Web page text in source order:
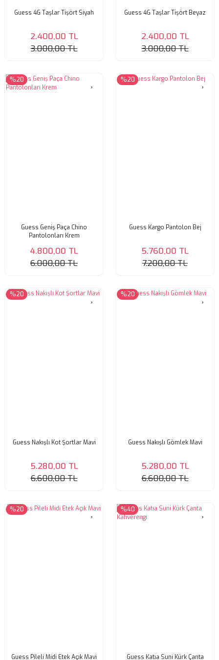
Guess 4G Taşlar Tişört Siyah
2.400,00 TL
3.000,00 TL
Guess 4G Taşlar Tişört Beyaz
2.400,00 TL
3.000,00 TL
%20
Guess Geniş Paça Chino
Pantolonları Krem
4.800,00 TL
6.000,00 TL
%20
Guess Kargo Pantolon Bej
5.760,00 TL
7.200,00 TL
%20
Guess Nakışlı Kot Şortlar Mavi
5.280,00 TL
6.600,00 TL
%20
Guess Nakışlı Gömlek Mavi
5.280,00 TL
6.600,00 TL
%20
Guess Pileli Midi Etek Açık Mavi
%40
Guess Katıa Suni Kürk Çanta